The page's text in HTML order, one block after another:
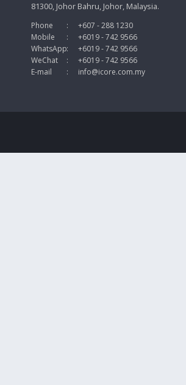
81300, Johor Bahru, Johor, Malaysia.
Phone
Mobile
WhatsApp
WeChat
E-mail
:
:
:
:
:
+607 - 288 1230
+6019 - 742 9566
+6019 - 742 9566
+6019 - 742 9566
info@icore.com.my